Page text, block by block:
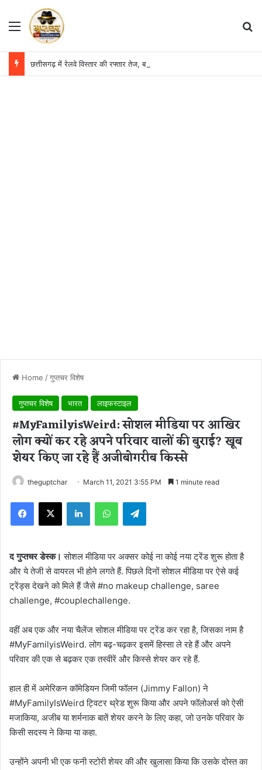
Menu
Home /गुप्तचर विशेष
गुप्तचर विशेष भारत लाइफस्टाइल
#MyFamilyisWeird: सोशल मीडिया पर आखिर
लोग क्यों कर रहे अपने परिवार वालों की बुराई? खूब
शेयर किए जा रहे हैं अजीबोगरीब किस्से
theguptchar March 11, 2021 3:55 PM 1 minute read
द गुप्तचर डेस्क।सोशल मीडिया पर अक्सर कोई ना कोई नया ट्रेंड शुरू होता है
और ये तेजी से वायरल भी होने लगते हैं. पिछले दिनों सोशल मीडिया पर ऐसे कई
ट्रेंड्स देखने को मिले हैं जैसे #no makeup challenge, saree
challenge, #couplechallenge.
वहीं अब एक और नया चैलेंज सोशल मीडिया पर ट्रेंड कर रहा है, जिसका नाम है
#MyFamilyisWeird. लोग बढ़-चढ़कर इसमें हिस्सा ले रहे हैं और अपने
परिवार की एक से बढ़कर एक तस्वीरें और किस्से शेयर कर रहे हैं.
हाल ही में अमेरिकन कॉमेडियन जिमी फॉलन (Jimmy Fallon) ने
#MyFamilyIsWeird ट्विटर थ्रेड शुरू किया और अपने फॉलोअर्स को ऐसी
मजाकिया, अजीब या शर्मनाक बातें शेयर करने के लिए कहा, जो उनके परिवार के
किसी सदस्य ने किया या कहा.
उन्होंने अपनी भी एक फनी स्टोरी शेयर की और खुलासा किया कि उसके दोस्त का